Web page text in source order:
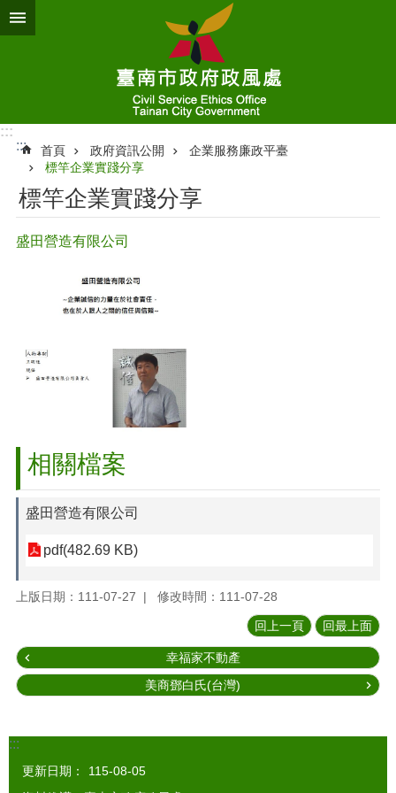
跳到主要內容區塊
:::
:::
首頁 政府資訊公開
企業服務廉政平臺
標竿企業實踐分享
標竿企業實踐分享
盛田營造有限公司
相關檔案
盛田營造有限公司
pdf(482.69 KB)
上版日期：111-07-27 修改時間：111-07-28
回上一頁 回最上面
幸福家不動產
美商鄧白氏(台灣)
:::
更新日期：
115-08-05